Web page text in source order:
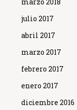
julio 2017
abril 2017
marzo 2017
febrero 2017
enero 2017
diciembre 2016